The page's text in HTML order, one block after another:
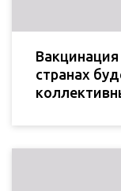
Вакцинация
странах